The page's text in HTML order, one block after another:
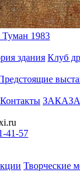
Туман 1983
здания Клуб
Контакты
41-57
Творческие